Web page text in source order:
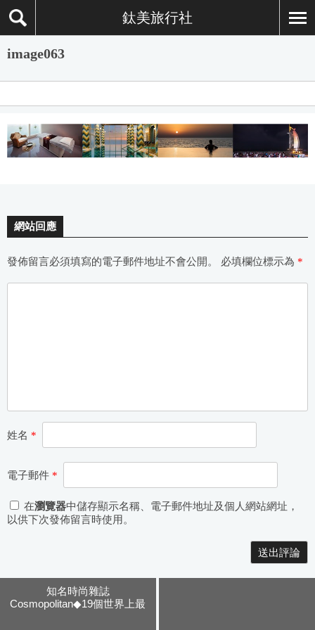
鈦美旅行社
image063
網站回應
發佈留言必須填寫的電子郵件地址不會公開。 必填欄位標示為 *
姓名 *
電子郵件 *
在瀏覽器中儲存顯示名稱、電子郵件地址及個人網站網址，
以供下次發佈留言時使用。
知名時尚雜誌
Cosmopolitan◆19個世界上最